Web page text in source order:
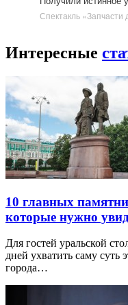
Спектакль «Запчасти
Интересные
10 главных
которые нужно
Для гостей уральской
дней ухватить саму суть
города…